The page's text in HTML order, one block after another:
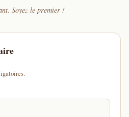
Soyez le premier !